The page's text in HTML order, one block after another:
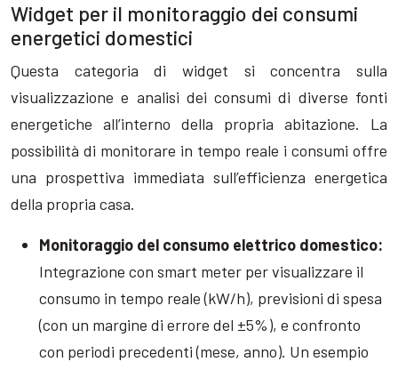
Widget per il monitoraggio dei consumi
energetici domestici
Questa categoria di widget si concentra sulla
visualizzazione e analisi dei consumi di diverse fonti
energetiche all’interno della propria abitazione. La
possibilità di monitorare in tempo reale i consumi offre
una prospettiva immediata sull’efficienza energetica
della propria casa.
Monitoraggio del consumo elettrico domestico:
Integrazione con smart meter per visualizzare il
consumo in tempo reale (kW/h), previsioni di spesa
(con un margine di errore del ±5%), e confronto
con periodi precedenti (mese, anno). Un esempio